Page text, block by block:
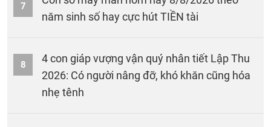
7
năm sinh số hay cực hút TIỀN tài
8
4 con giáp vượng vận quý nhân tiết Lập Thu
2026: Có người nâng đỡ, khó khăn cũng hóa
nhẹ tênh